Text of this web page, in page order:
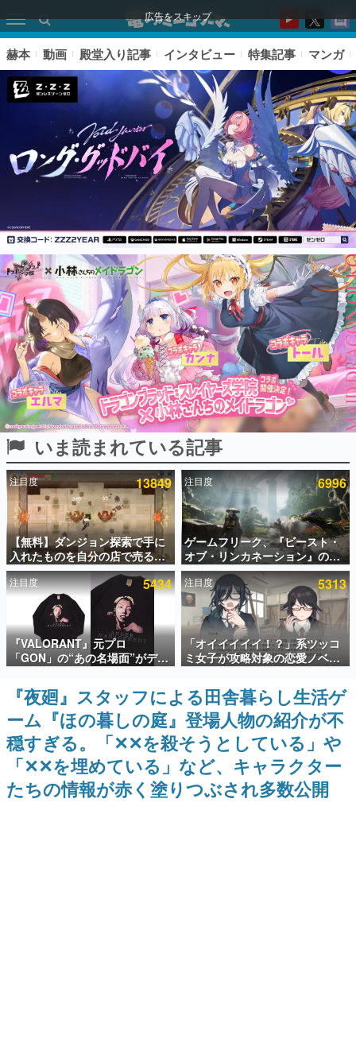
広告をスキップ
ピックアップ
電ファミのいま読まれている記事ランキング
アプリセール情報
インタビュー
連載・特集一覧
殿堂入り記事
SNS拡散数が数千以上！ ページビュー数万以上！ などな
ど。多くの人々に読まれた、電ファミ渾身の“殿堂入り”記
事をまとめました。
ゲームの企画書
名作ゲームクリエイターの方々に製作時のエピソードをお
聞きし、ヒットする企画（ゲーム）とは何か？を探ってい
きます。
赫本
この物語を解いてはいけない。『赫本』は、〈試験問題〉
の形をした短編ホラー小説集です。
新世代に訊く
これからのデジタルゲーム市場を担う若きクリエイター達
の姿を追い、彼らのルーツと情熱を探っていきます。
ゲーム世代の作家たち
ゲームに多大な影響を受けた作家さんに取材し、ゲームが
日本のコンテンツ産業やカルチャーに与えた影響を探る企
画です。
日本モバイルゲーム産業史
日本のモバイルゲーム史における主要なトピック・タイト
ルを網羅するほか、開発者へのインタビューや識者による
解説を掲載。約20年の歴史が一望できる決定版！
赫本 動画 殿堂入り記事 インタビュー 特集記事 マンガ
いま読まれている記事
注目度 13849
【無料】ダンジョン探索で手に
入れたものを自分の店で売るゲ
ーム『Moonlighter』がSteam
にて無料配布中！続編
『Moonlighter 2』の9月2日正
式リリースを記念したキャンペ
ーン
注目度 6996
ゲームフリーク、『ビースト・
オブ・リンカネーション』の継
続的なアプデ方針を表明。ユー
ザーからの意見を真摯に受け止
めて対応へ。修正パッチは約1週
間以内に配信される予定
注目度 5434
『VALORANT』元プロ
「GON」の“あの名場面”がデザ
インされた新作グッズが本日8月
5日より期間限定で発売。Tシャ
ツやコインケース、アクキーな
どが全品受注生産で登場、過去
に発売したグッズの再販も
注目度 5313
「オイイイイイ！？」系ツッコ
ミ女子が攻略対象の恋愛ノベル
ゲーム『美術部カノジョ』
Steamストアページが公開。
「お前らーそろそろ自重しろ
ー？＾＾」暗黒微笑の夢女子
や、萌え声不思議ちゃん女子と
青春を謳歌
『夜廻』スタッフによる田舎暮らし生活ゲ
ーム『ほの暮しの庭』登場人物の紹介が不
穏すぎる。「✕✕を殺そうとしている」や
「✕✕を埋めている」など、キャラクター
たちの情報が赤く塗りつぶされ多数公開